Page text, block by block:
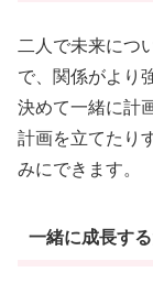
二人で未来につ
で、関係がより
決めて一緒に計
計画を立てたり
みにできます。
一緒に成長す